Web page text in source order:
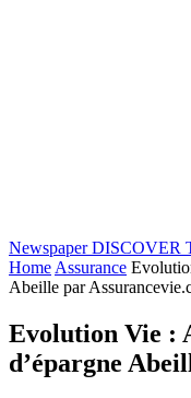
Newspaper DISCOVER
Home Assurance
Abeille par
Evolution Vie :
d’épargne